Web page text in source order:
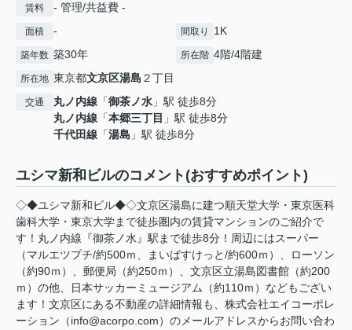
賃料 - 管理/共益費 -
面積 - 間取り 1K
築年数 築30年 所在階 4階/4階建
所在地 東京都文京区湯島 ２丁目
交通 丸ノ内線 「御茶ノ水 」駅 徒歩8分
丸ノ内線 「本郷三丁目 」駅 徒歩8分
千代田線 「湯島 」駅 徒歩8分
ユシマ新和ビルのコメント(おすすめポイント)
◇◆ユシマ新和ビル◆◇文京区湯島に建つ順天堂大学・東京医科
歯科大学・東京大学まで徒歩圏内の賃貸マンションのご紹介で
す！丸ノ内線『御茶ノ水』駅まで徒歩8分！周辺にはスーパー
（マルエツプチ/約500ｍ、まいばすけっと/約600ｍ）、ローソン
（約90ｍ）、郵便局（約250ｍ）、文京区立湯島図書館（約200
ｍ）の他、日本サッカーミュージアム（約110ｍ）などもござい
ます！文京区にある不動産の詳細情報も、株式会社エイコーポレ
ーション（info@acorpo.com）のメールアドレスからお問い合わ